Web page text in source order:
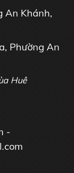
An Khánh,
Phường An
Huê
-